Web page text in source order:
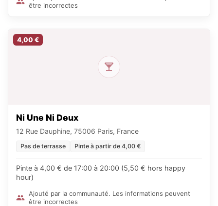
être incorrectes
4,00 €
Ni Une Ni Deux
12 Rue Dauphine, 75006 Paris, France
Pas de terrasse Pinte à partir de 4,00 €
Pinte à 4,00 € de 17:00 à 20:00 (5,50 € hors happy
hour)
Ajouté par la communauté. Les informations peuvent
être incorrectes